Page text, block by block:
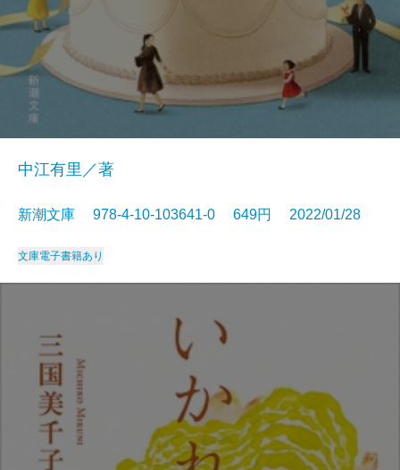
中江有里／著
新潮文庫 978-4-10-103641-0 649円 2022/01/28
文庫電子書籍あり